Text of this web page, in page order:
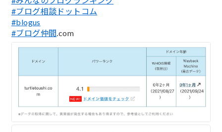
#ブログ相談ドットコム
#blogus
#ブログ仲間.com